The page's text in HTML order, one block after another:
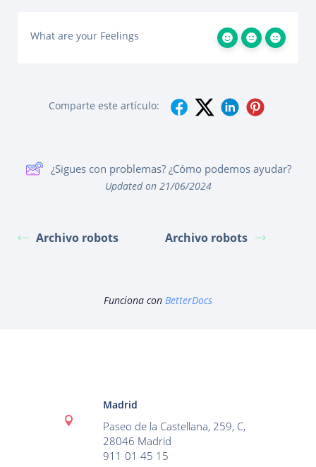
What are your Feelings
Comparte este artículo:
¿Sigues con problemas? ¿Cómo podemos ayudar?
Updated on 21/06/2024
Archivo robots Archivo robots
Funciona con BetterDocs

Madrid
Paseo de la Castellana, 259, C,
28046 Madrid
911 01 45 15